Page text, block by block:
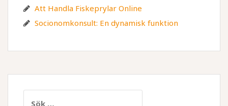
Att Handla Fiskeprylar Online
Socionomkonsult: En dynamisk funktion